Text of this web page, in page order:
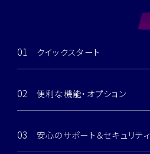
01 クイックスタート
02 便利な機能・オプション
03 安心のサポート＆セキュリティ